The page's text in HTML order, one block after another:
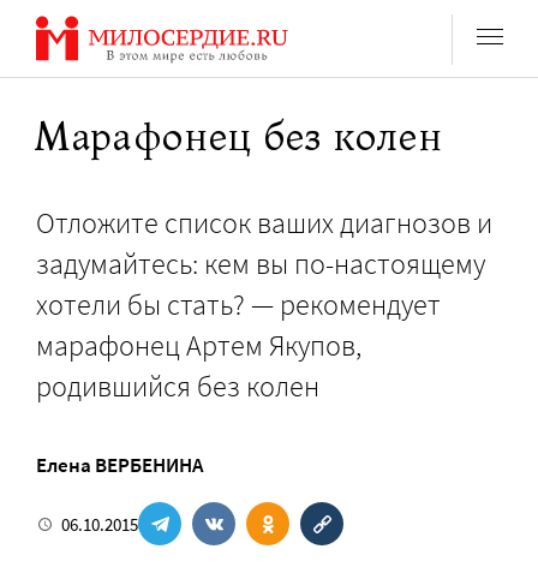
Перейти
содержанию
Марафонец без колен
Отложите список ваших диагнозов и
задумайтесь: кем вы по-настоящему
хотели бы стать? — рекомендует
марафонец Артем Якупов,
родившийся без колен
Елена ВЕРБЕНИНА
06.10.2015